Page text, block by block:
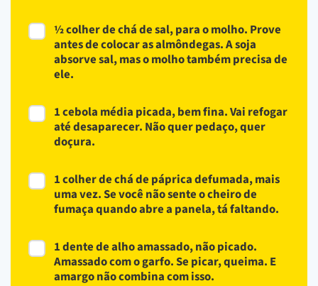
½ colher de chá de sal, para o molho. Prove
antes de colocar as almôndegas. A soja
absorve sal, mas o molho também precisa de
ele.
1 cebola média picada, bem fina. Vai refogar
até desaparecer. Não quer pedaço, quer
doçura.
1 colher de chá de páprica defumada, mais
uma vez. Se você não sente o cheiro de
fumaça quando abre a panela, tá faltando.
1 dente de alho amassado, não picado.
Amassado com o garfo. Se picar, queima. E
amargo não combina com isso.